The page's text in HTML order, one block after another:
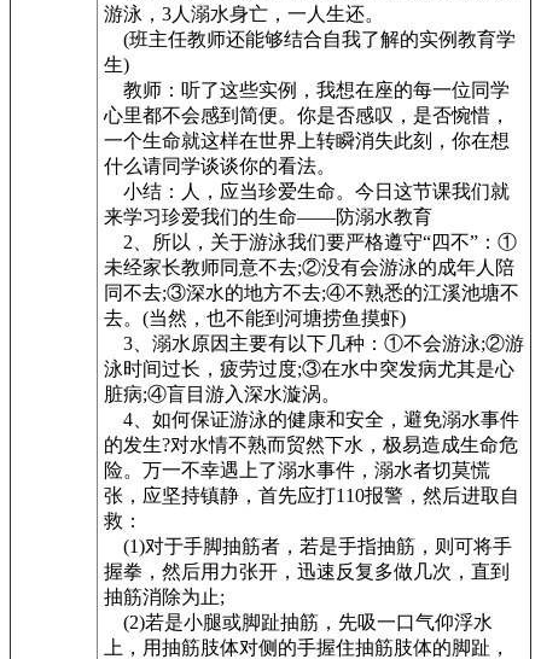
游泳，3人溺水身亡，一人生还。
(班主任教师还能够结合自我了解的实例教育学
生)
教师：听了这些实例，我想在座的每一位同学
心里都不会感到简便。你是否感叹，是否惋惜，
一个生命就这样在世界上转瞬消失此刻，你在想
什么请同学谈谈你的看法。
小结：人，应当珍爱生命。今日这节课我们就
来学习珍爱我们的生命——防溺水教育
2、所以，关于游泳我们要严格遵守“四不”：①
未经家长教师同意不去;②没有会游泳的成年人陪
同不去;③深水的地方不去;④不熟悉的江溪池塘不
去。(当然，也不能到河塘捞鱼摸虾)
3、溺水原因主要有以下几种：①不会游泳;②游
泳时间过长，疲劳过度;③在水中突发病尤其是心
脏病;④盲目游入深水漩涡。
4、如何保证游泳的健康和安全，避免溺水事件
的发生?对水情不熟而贸然下水，极易造成生命危
险。万一不幸遇上了溺水事件，溺水者切莫慌
张，应坚持镇静，首先应打110报警，然后进取自
救：
(1)对于手脚抽筋者，若是手指抽筋，则可将手
握拳，然后用力张开，迅速反复多做几次，直到
抽筋消除为止;
(2)若是小腿或脚趾抽筋，先吸一口气仰浮水
上，用抽筋肢体对侧的手握住抽筋肢体的脚趾，